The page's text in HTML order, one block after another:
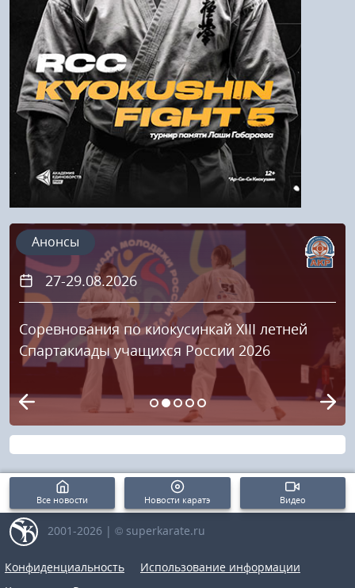
Напомнить пароль
Регистрация
27-29.08.2026
Соревнования по киокусинкай XIII летней
Спартакиады учащихся России 2026
Анонсы
Все новости Новости каратэ Видео
2001-2026 | © superkarate.ru
Конфиденциальность
Использование информации